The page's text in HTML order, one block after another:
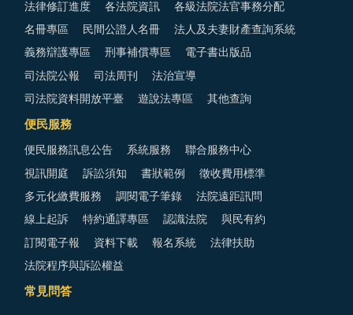
法律修訂進度 各法院資訊 各級法院法官事務分配
名冊專區 民間公證人名冊 法人及夫妻財產查詢系統
義務辯護專區 刑事補償專區 電子書出版品
司法院公報 司法周刊 法治宣導
司法院資料開放平臺 遊說法專區 其他查詢
便民服務
便民服務訊息公告 系統服務 聯合服務中心
視訊開庭 訴訟須知 書狀範例 徵收費用標準
多元化繳費服務 調閱電子筆錄 法院遠距訊問
線上起訴 特約通譯專區 認識法院 與民有約
訂閱電子報 資料下載 報名系統 法律扶助
法院程序與訴訟權益
常見問答